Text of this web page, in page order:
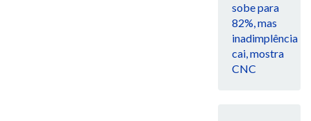
sobe para
82%, mas
inadimplência
cai, mostra
CNC